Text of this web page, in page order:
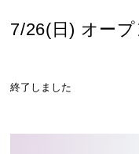
キャンパスライフ
7/26(日) オー
終了しました